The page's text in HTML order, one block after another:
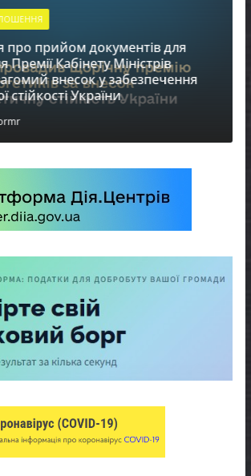
прийом документів для
Кабінету Міністрів
внесок у забезпечення
стійкості України